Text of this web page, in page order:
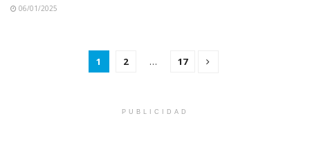
06/01/2025
1 2 … 17
PUBLICIDAD